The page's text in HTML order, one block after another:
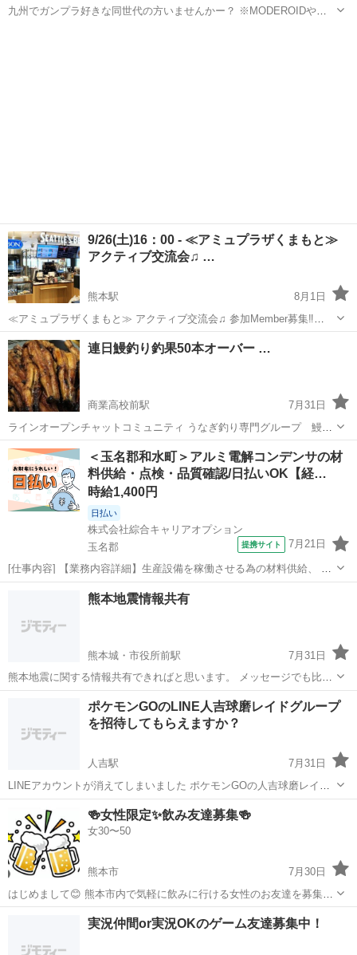
九州でガンプラ好きな同世代の方いませんかー？ ※MODEROIDやフ
9/26(土)16：00 - ≪アミュプラザくまもと≫
アクティブ交流会♫ …
熊本駅
8月1日
≪アミュプラザくまもと≫ アクティブ交流会♫ 参加Member募集‼
【日 時】 9月26日(土)16：00 - 17：15 ※途中参加・途中退出ご自由に
OK！ 【会場】 シナボン・シアトルズベストコー...
熊本 熊本市 熊本駅 その他
連日鰻釣り釣果50本オーバー …
商業高校前駅
7月31日
ラインオープンチャットコミュニティ うなぎ釣り専門グループ 鰻遊
会と申します。 宜しくお願い致します。♪(๑ᴖ◡ᴖ๑)♪ ここのところ晴天
続きで釣果はイマイチですが それでも20本前後の釣果をアップされる
グループメンバ...
熊本 熊本市 商業高校前駅 グループ
＜玉名郡和水町＞アルミ電解コンデンサの材
料供給・点検・品質確認/日払いOK【経…
時給1,400円
日払い
株式会社綜合キャリアオプション
玉名郡
提携サイト 7月21日
[仕事内容] 【業務内容詳細】生産設備を稼働させる為の材料供給、 定
期点検、 動作チェック、 清掃、 品質確認等の定常作業に加え、 設備
トラブルや品質異常が生じた場合は、 速やかに単独あるいは上司の指
玉名郡 工場
熊本地震情報共有
熊本城・市役所前駅
7月31日
熊本地震に関する情報共有できればと思います。 メッセージでも比較
的被害が少ないとされる中央区東区でも構いません。
友達
ポケモンGOのLINE人吉球磨レイドグループ
を招待してもらえますか？
人吉駅
7月31日
LINEアカウントが消えてしまいました ポケモンGOの人吉球磨レイド
グループを招待してもらえますか？
人吉駅 ゲーム/アプリ
🍻女性限定✨飲み友達募集🍻
女30〜50
熊本市
7月30日
はじめまして😊 熊本市内で気軽に飲みに行ける女性のお友達を募集し
ています♪ お酒を飲みながら、美味しいご飯や楽しいおしゃべりを楽
しめたら嬉しいです✨ 私はこんな感じです😊 ・アラフィフ ・お酒＆
熊本市 友達 アラフィフ
実況仲間or実況OKのゲーム友達募集中！